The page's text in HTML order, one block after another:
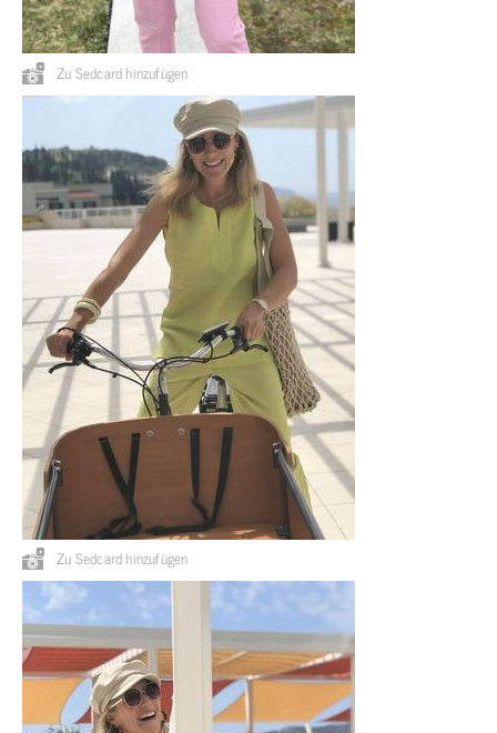
Zu Sedcard hinzufügen
Zu Sedcard hinzufügen